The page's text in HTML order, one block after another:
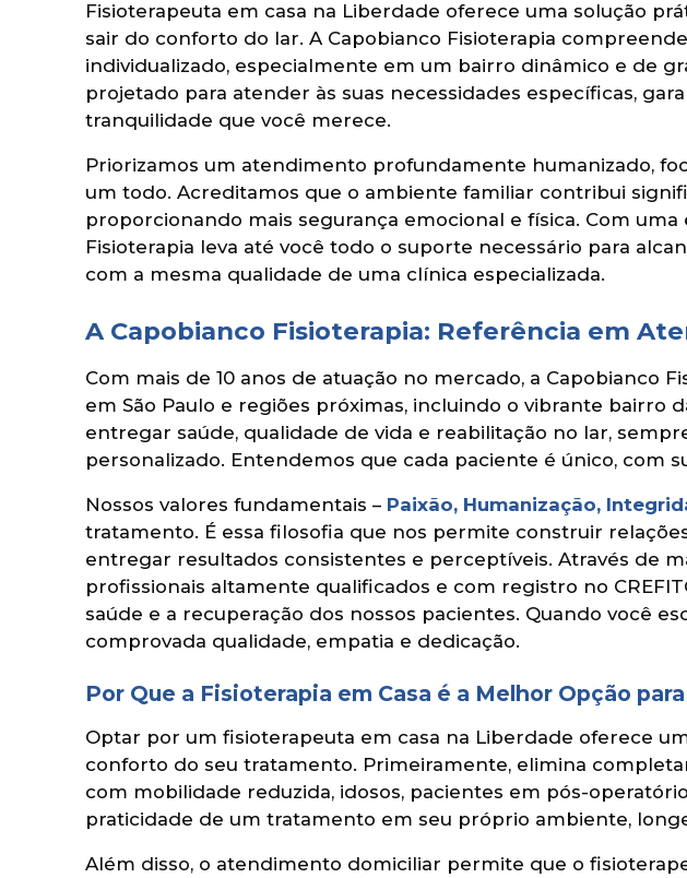
Fisioterapeuta em casa na Liberdade oferece uma solução
sair do conforto do lar. A Capobianco Fisioterapia
individualizado, especialmente em um bairro dinâmico e de
projetado para atender às suas necessidades específicas,
tranquilidade que você merece.
Priorizamos um atendimento profundamente humanizado,
um todo. Acreditamos que o ambiente familiar contribui
proporcionando mais segurança emocional e física. Com
Fisioterapia leva até você todo o suporte necessário para
com a mesma qualidade de uma clínica especializada.
A Capobianco Fisioterapia: Referência em
Com mais de 10 anos de atuação no mercado, a Capobianco
em São Paulo e regiões próximas, incluindo o vibrante bairro
entregar saúde, qualidade de vida e reabilitação no lar,
personalizado. Entendemos que cada paciente é único, com
Nossos valores fundamentais – Paixão, Humanização,
tratamento. É essa filosofia que nos permite construir
entregar resultados consistentes e perceptíveis. Através de
profissionais altamente qualificados e com registro no
saúde e a recuperação dos nossos pacientes. Quando você
comprovada qualidade, empatia e dedicação.
Por Que a Fisioterapia em Casa é a Melhor Opção
Optar por um fisioterapeuta em casa na Liberdade oferece
conforto do seu tratamento. Primeiramente, elimina
com mobilidade reduzida, idosos, pacientes em pós-
praticidade de um tratamento em seu próprio ambiente,
Além disso, o atendimento domiciliar permite que o